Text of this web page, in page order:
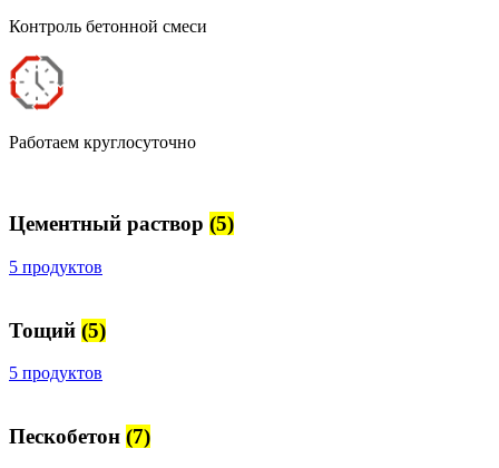
Контроль бетонной смеси
Работаем круглосуточно
Цементный раствор (5)
5 продуктов
Тощий (5)
5 продуктов
Пескобетон (7)